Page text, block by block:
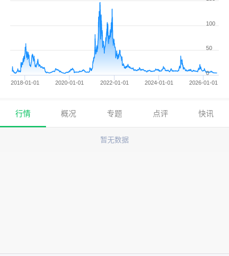
2018-01-01 2020-01-01 2022-01-01 2024-01-01 2026-01-01
0
50
100
行情 概况 专题 点评 快讯
暂无数据